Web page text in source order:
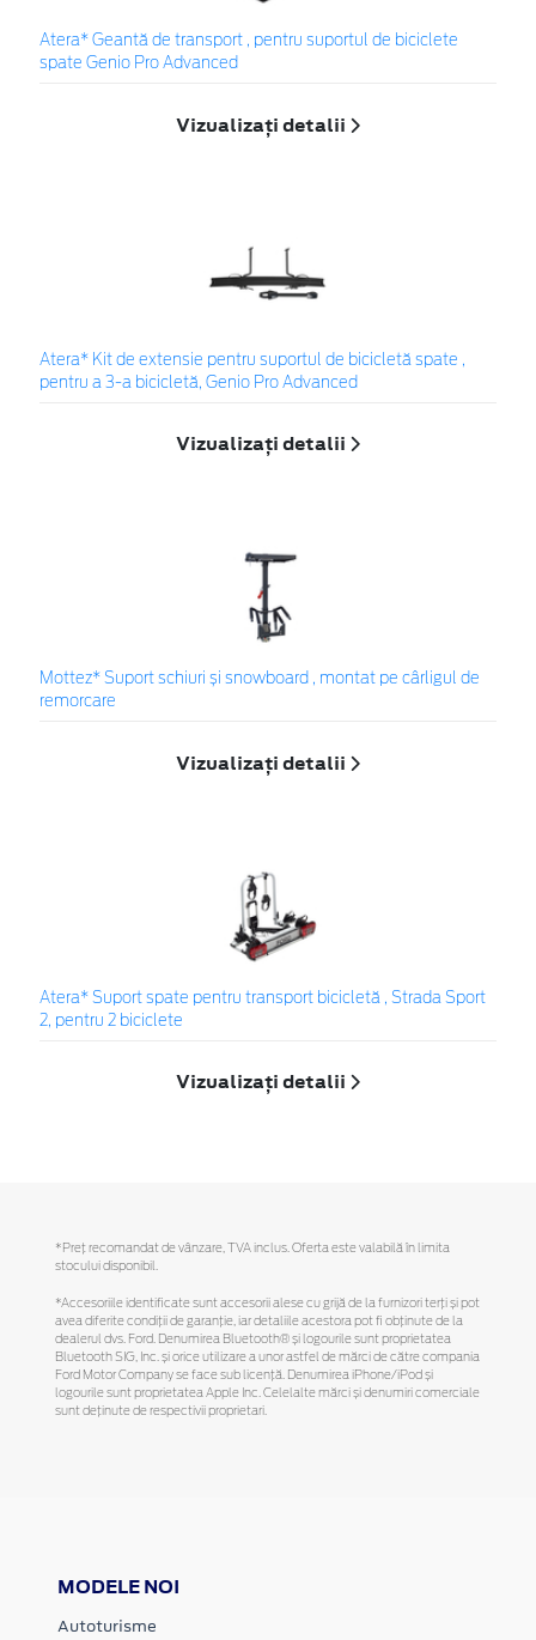
Atera* Geantă de transport , pentru suportul de biciclete
spate Genio Pro Advanced
Vizualizați detalii
Atera* Kit de extensie pentru suportul de bicicletă spate ,
pentru a 3-a bicicletă, Genio Pro Advanced
Vizualizați detalii
Mottez* Suport schiuri și snowboard , montat pe cârligul de
remorcare
Vizualizați detalii
Atera* Suport spate pentru transport bicicletă , Strada Sport
2, pentru 2 biciclete
Vizualizați detalii
*Preţ recomandat de vânzare, TVA inclus. Oferta este valabilă în limita
stocului disponibil.
*Accesoriile identificate sunt accesorii alese cu grijă de la furnizori terți și pot
avea diferite condiții de garanție, iar detaliile acestora pot fi obținute de la
dealerul dvs. Ford. Denumirea Bluetooth® și logourile sunt proprietatea
Bluetooth SIG, Inc. și orice utilizare a unor astfel de mărci de către compania
Ford Motor Company se face sub licență. Denumirea iPhone/iPod și
logourile sunt proprietatea Apple Inc. Celelalte mărci și denumiri comerciale
sunt deținute de respectivii proprietari.
MODELE NOI
Autoturisme